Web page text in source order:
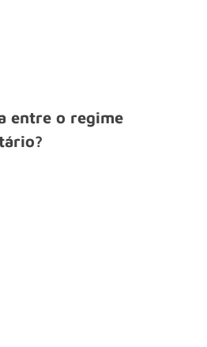
entre o regime